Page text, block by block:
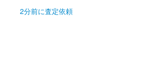
2分前に査定依頼